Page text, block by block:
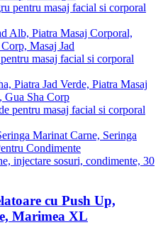
pentru masaj facial si corporal
masaj facial si corporal
pentru masaj facial si corporal
injectare sosuri, condimente, 30
cu Push Up,
Marimea XL